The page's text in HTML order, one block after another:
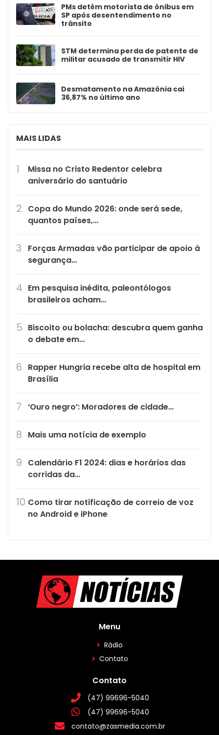
PMs detêm motorista de ônibus em
SP após desentendimento no
trânsito
STM determina perda de patente de
militar acusado de transmitir HIV
Desmatamento na Amazônia cai
36,87% no último ano
MAIS LIDAS
Missa no Cristo Redentor celebra
aniversário do santuário
Copa do Mundo 2026: onde será sede,
quantos países,…
Forças Armadas vão participar de apoio à
segurança…
Em pesquisa inédita, paleontólogos
brasileiros acham…
Biscoito ou bolacha: descubra quem ganha
o debate em…
Rapper Hungria recebe alta de hospital em
Brasília
‘Ouro negro’: Moradores de cidade…
Mais uma notícia de exemplo
Calendário F1 2024: dias e horários das
corridas da…
Como tirar notificação de correio de voz
no Android e iPhone
Menu
Rádio
Contato
Contato
(47) 99696-5040
(47) 99696-5040
contato@zasmedia.com.br